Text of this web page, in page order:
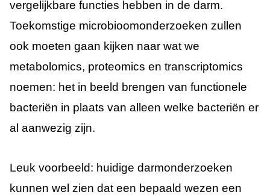
vergelijkbare functies hebben in de darm.
Toekomstige microbioomonderzoeken zullen
ook moeten gaan kijken naar wat we
metabolomics, proteomics en transcriptomics
noemen: het in beeld brengen van functionele
bacteriën in plaats van alleen welke bacteriën er
al aanwezig zijn.
Leuk voorbeeld: huidige darmonderzoeken
kunnen wel zien dat een bepaald wezen een